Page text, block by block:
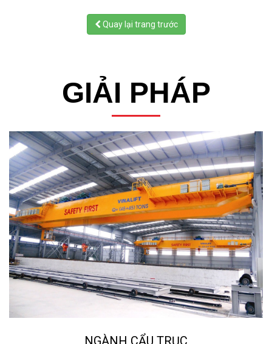
Quay lại trang trước
GIẢI PHÁP